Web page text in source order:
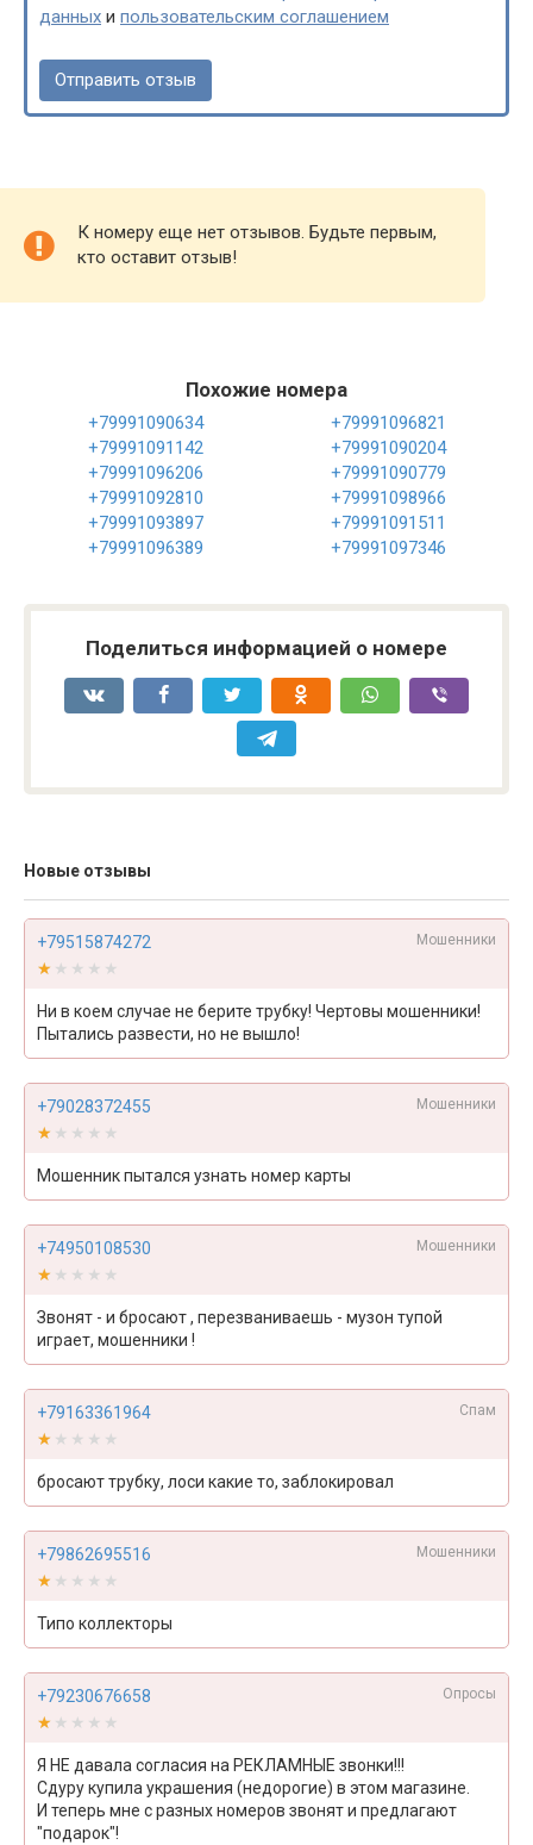
данных и пользовательским соглашением
К номеру еще нет отзывов. Будьте первым,
кто оставит отзыв!
Похожие номера
+79991090634
+79991096821
+79991091142
+79991090204
+79991096206
+79991090779
+79991092810
+79991098966
+79991093897
+79991091511
+79991096389
+79991097346
Поделиться информацией о номере
Новые отзывы
+79515874272 Мошенники
★★★★★
★★★★★
Ни в коем случае не берите трубку! Чертовы мошенники!
Пытались развести, но не вышло!
+79028372455 Мошенники
★★★★★
★★★★★
Мошенник пытался узнать номер карты
+74950108530 Мошенники
★★★★★
★★★★★
Звонят - и бросают , перезваниваешь - музон тупой
играет, мошенники !
+79163361964 Спам
★★★★★
★★★★★
бросают трубку, лоси какие то, заблокировал
+79862695516 Мошенники
★★★★★
★★★★★
Типо коллекторы
+79230676658 Опросы
★★★★★
★★★★★
Я НЕ давала согласия на РЕКЛАМНЫЕ звонки!!!
Сдуру купила украшения (недорогие) в этом магазине.
И теперь мне с разных номеров звонят и предлагают
"подарок"!